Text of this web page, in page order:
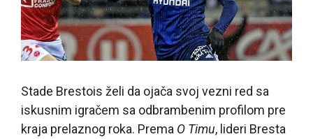
Stade Brestois želi da ojača svoj vezni red sa
iskusnim igračem sa odbrambenim profilom pre
kraja prelaznog roka. Prema O Timu, lideri Bresta